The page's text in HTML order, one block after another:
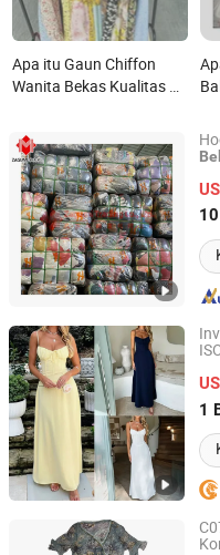
Apa itu Gaun Chiffon
Wanita Bekas Kualitas A
Pabrik Ukuran Campuran
Guangzhou Hissen
Guangdong, China
1
HASUN Mechanical &
Guangdong, China